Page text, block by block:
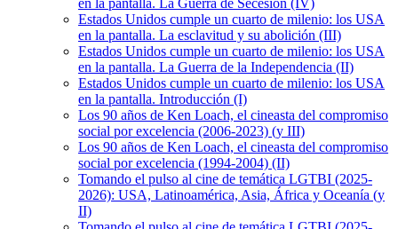
en la pantalla. La Guerra de Secesión (IV)
Estados Unidos cumple un cuarto de milenio: los USA
en la pantalla. La esclavitud y su abolición (III)
Estados Unidos cumple un cuarto de milenio: los USA
en la pantalla. La Guerra de la Independencia (II)
Estados Unidos cumple un cuarto de milenio: los USA
en la pantalla. Introducción (I)
Los 90 años de Ken Loach, el cineasta del compromiso
social por excelencia (2006-2023) (y III)
Los 90 años de Ken Loach, el cineasta del compromiso
social por excelencia (1994-2004) (II)
Tomando el pulso al cine de temática LGTBI (2025-
2026): USA, Latinoamérica, Asia, África y Oceanía (y
II)